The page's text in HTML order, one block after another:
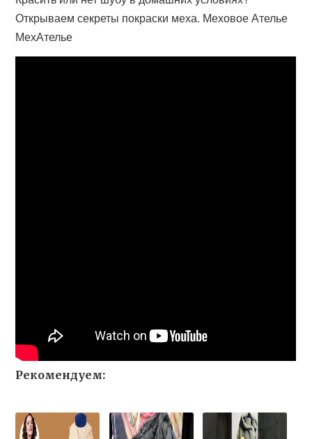
Открываем секреты покраски меха. Меховое Ателье
МехАтелье
Рекомендуем: